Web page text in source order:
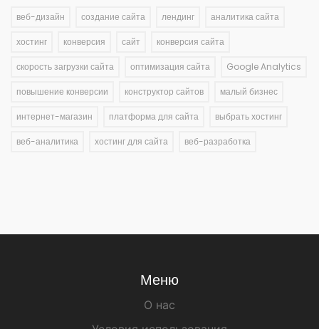
веб-дизайн создание сайта лендинг аналитика сайта
хостинг конверсия сайт конверсия сайта
скорость загрузки сайта оптимизация сайта Google Analytics
повышение конверсии конструктор сайтов малый бизнес
интернет-магазин платформа для сайта выбрать хостинг
веб-аналитика хостинг для сайта веб-разработка
Меню
О нас